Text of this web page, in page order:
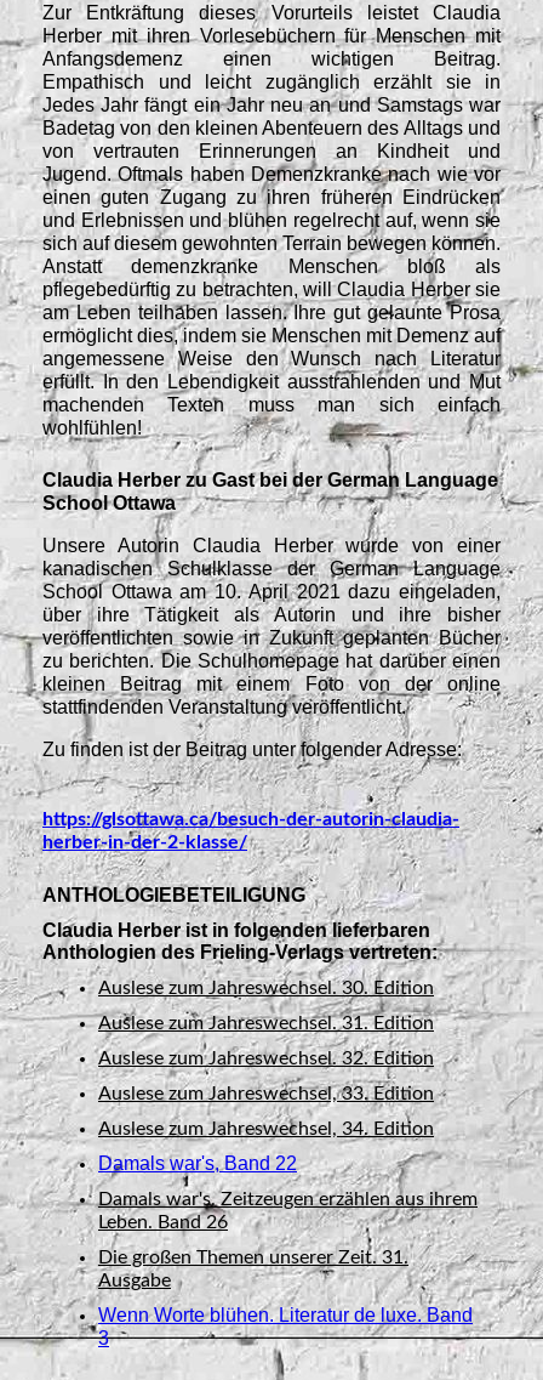
Zur Entkräftung dieses Vorurteils leistet Claudia
Herber mit ihren Vorlesebüchern für Menschen mit
Anfangsdemenz einen wichtigen Beitrag.
Empathisch und leicht zugänglich erzählt sie in
Jedes Jahr fängt ein Jahr neu an und Samstags war
Badetag von den kleinen Abenteuern des Alltags und
von vertrauten Erinnerungen an Kindheit und
Jugend. Oftmals haben Demenzkranke nach wie vor
einen guten Zugang zu ihren früheren Eindrücken
und Erlebnissen und blühen regelrecht auf, wenn sie
sich auf diesem gewohnten Terrain bewegen können.
Anstatt demenzkranke Menschen bloß als
pflegebedürftig zu betrachten, will Claudia Herber sie
am Leben teilhaben lassen. Ihre gut gelaunte Prosa
ermöglicht dies, indem sie Menschen mit Demenz auf
angemessene Weise den Wunsch nach Literatur
erfüllt. In den Lebendigkeit ausstrahlenden und Mut
machenden Texten muss man sich einfach
wohlfühlen!
Claudia Herber zu Gast bei der German Language
School Ottawa
Unsere Autorin Claudia Herber wurde von einer
kanadischen Schulklasse der German Language
School Ottawa am 10. April 2021 dazu eingeladen,
über ihre Tätigkeit als Autorin und ihre bisher
veröffentlichten sowie in Zukunft geplanten Bücher
zu berichten. Die Schulhomepage hat darüber einen
kleinen Beitrag mit einem Foto von der online
stattfindenden Veranstaltung veröffentlicht.
Zu finden ist der Beitrag unter folgender Adresse:
https://glsottawa.ca/besuch-der-autorin-claudia-
herber-in-der-2-klasse/
ANTHOLOGIEBETEILIGUNG
Claudia Herber ist in folgenden lieferbaren
Anthologien des Frieling-Verlags vertreten:
Auslese zum Jahreswechsel. 30. Edition
Auslese zum Jahreswechsel. 31. Edition
Auslese zum Jahreswechsel. 32. Edition
Auslese zum Jahreswechsel, 33. Edition
Auslese zum Jahreswechsel, 34. Edition
Damals war's, Band 22
Damals war's. Zeitzeugen erzählen aus ihrem
Leben. Band 26
Die großen Themen unserer Zeit. 31.
Ausgabe
Wenn Worte blühen. Literatur de luxe. Band
3